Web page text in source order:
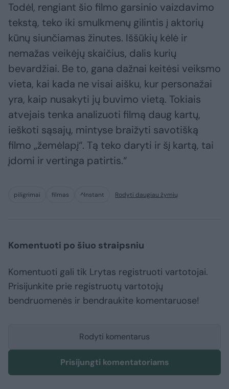
Todėl, rengiant šio filmo garsinio vaizdavimo
tekstą, teko iki smulkmenų gilintis į aktorių
kūnų siunčiamas žinutes. Iššūkių kėlė ir
nemažas veikėjų skaičius, dalis kurių
bevardžiai. Be to, gana dažnai keitėsi veiksmo
vieta, kai kada ne visai aišku, kur personažai
yra, kaip nusakyti jų buvimo vietą. Tokiais
atvejais tenka analizuoti filmą daug kartų,
ieškoti sąsajų, mintyse braižyti savotišką
filmo „žemėlapį“. Tą teko daryti ir šį kartą, tai
įdomi ir vertinga patirtis.“
piligrimai filmas ^Instant Rodyti daugiau žymių
Komentuoti po šiuo straipsniu
Komentuoti gali tik Lrytas registruoti vartotojai.
Prisijunkite prie registruotų vartotojų
bendruomenės ir bendraukite komentaruose!
Rodyti komentarus
Prisijungti komentatoriams